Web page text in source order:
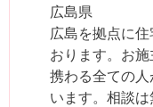
広島県
広島を拠点に
おります。お
携わる全ての
います。相談